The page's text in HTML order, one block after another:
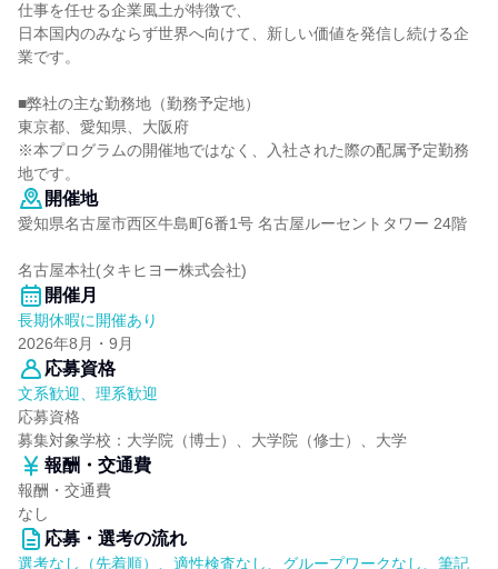
仕事を任せる企業風土が特徴で、
日本国内のみならず世界へ向けて、新しい価値を発信し続ける企
業です。
■弊社の主な勤務地（勤務予定地）
東京都、愛知県、大阪府
※本プログラムの開催地ではなく、入社された際の配属予定勤務
地です。
開催地
愛知県名古屋市西区牛島町6番1号 名古屋ルーセントタワー 24階
名古屋本社(タキヒヨー株式会社)
開催月
長期休暇に開催あり
2026年8月・9月
応募資格
文系歓迎、理系歓迎
応募資格
募集対象学校：大学院（博士）、大学院（修士）、大学
報酬・交通費
報酬・交通費
なし
応募・選考の流れ
選考なし（先着順）、適性検査なし、グループワークなし、筆記